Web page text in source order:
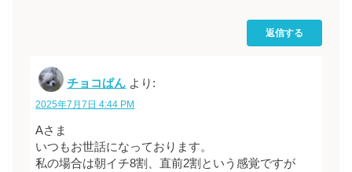
返信する
チョコぱん より:
2025年7月7日 4:44 PM
Aさま
いつもお世話になっております。
私の場合は朝イチ8割、直前2割という感覚ですが